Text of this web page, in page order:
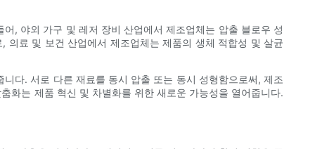
, 야외 가구 및 레저 장비 산업에서 제조업체는 압출 블로우 성
의료 및 보건 산업에서 제조업체는 제품의 생체 적합성 및 살균
다. 서로 다른 재료를 동시 압출 또는 동시 성형함으로써, 제조
화는 제품 혁신 및 차별화를 위한 새로운 가능성을 열어줍니다.